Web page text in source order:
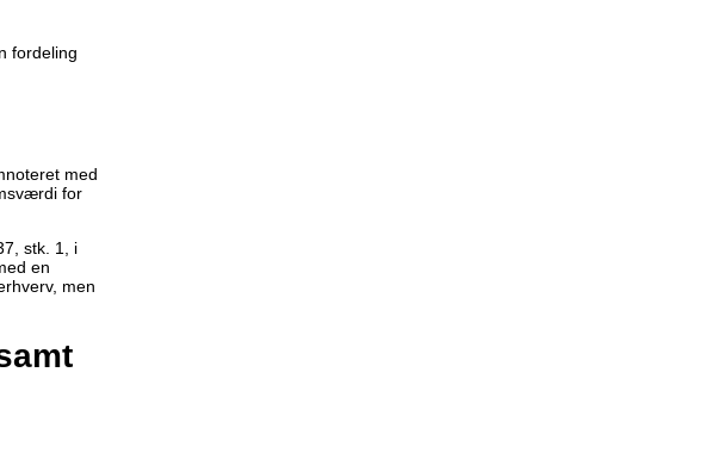
fordeling
med
for
stk. 1, i
en
men